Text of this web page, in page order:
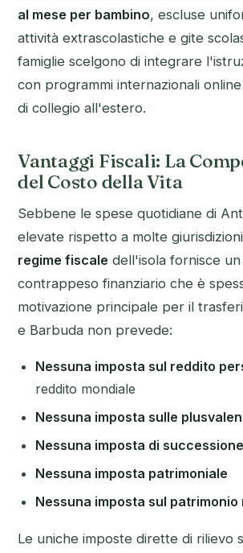
al mese per bambino, escluse
attività extrascolastiche e gite
famiglie scelgono di integrare
con programmi internazionali
di collegio all'estero.
Vantaggi Fiscali: La
del Costo della Vita
Sebbene le spese quotidiane di
elevate rispetto a molte
regime fiscale dell'isola fornisce
contrappeso finanziario che è
motivazione principale per il
e Barbuda non prevede:
Nessuna imposta sul reddito
reddito mondiale
Nessuna imposta sulle
Nessuna imposta di
Nessuna imposta patrimoniale
Nessuna imposta sul patrimonio
Le uniche imposte dirette di rilievo